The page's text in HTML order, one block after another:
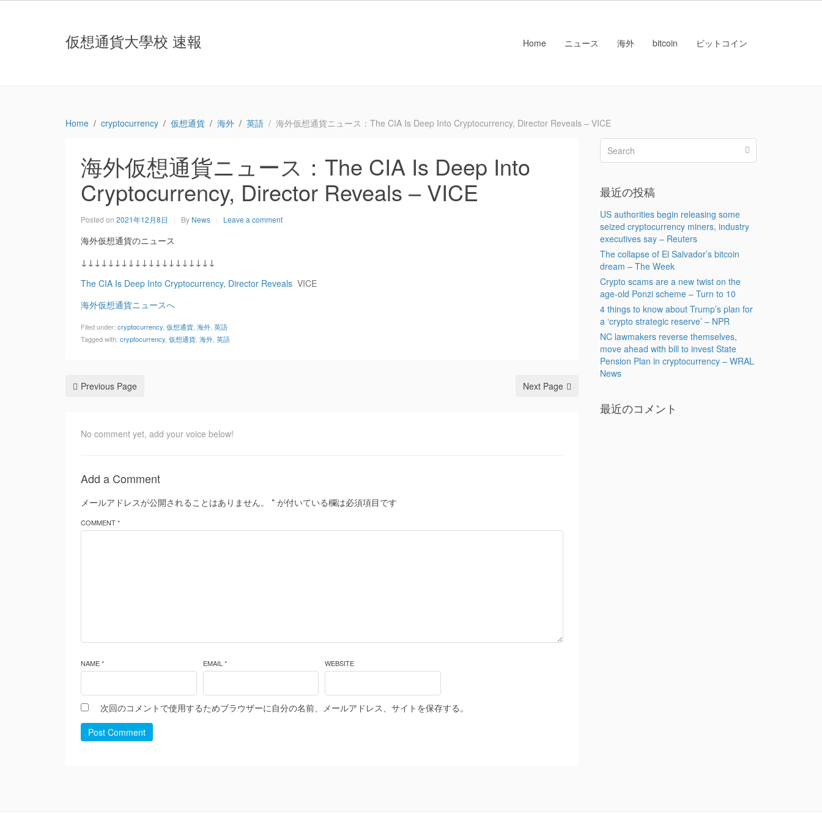
仮想通貨大學校 速報 Home ニュース 海外 bitcoin ビットコイン
Home cryptocurrency 仮想通貨 海外 英語 海外仮想通貨ニュース：The CIA Is Deep Into Cryptocurrency, Director Reveals – VICE
海外仮想通貨ニュース：The CIA Is Deep Into
Cryptocurrency, Director Reveals – VICE
Posted on 2021年12月8日 By News Leave a comment
海外仮想通貨のニュース
↓↓↓↓↓↓↓↓↓↓↓↓↓↓↓↓↓↓↓↓
The CIA Is Deep Into Cryptocurrency, Director Reveals VICE
海外仮想通貨ニュースへ
Filed under: cryptocurrency 仮想通貨 海外 英語
Tagged with: cryptocurrency 仮想通貨 海外 英語
Previous Page Next Page
No comment yet, add your voice below!
Add a Comment
メールアドレスが公開されることはありません。 * が付いている欄は必須項目です
COMMENT *
NAME * EMAIL * WEBSITE
次回のコメントで使用するためブラウザーに自分の名前、メールアドレス、サイトを保存する。
Post Comment
最近の投稿
US authorities begin releasing some
seized cryptocurrency miners, industry
executives say – Reuters
The collapse of El Salvador’s bitcoin
dream – The Week
Crypto scams are a new twist on the
age-old Ponzi scheme – Turn to 10
4 things to know about Trump’s plan for
a ‘crypto strategic reserve’ – NPR
NC lawmakers reverse themselves,
move ahead with bill to invest State
Pension Plan in cryptocurrency – WRAL
News
最近のコメント